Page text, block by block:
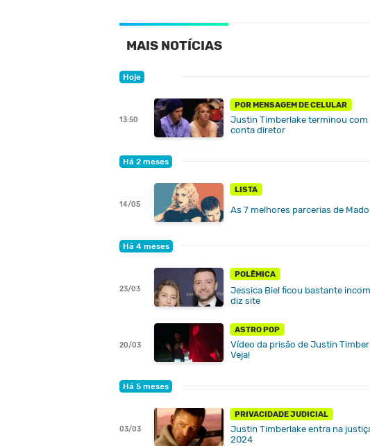
MAIS NOTÍCIAS
Hoje
13:50
POR MENSAGEM DE CELULAR
Justin Timberlake terminou com
conta diretor
Há 2 meses
14/05
LISTA
As 7 melhores parcerias de
Há 4 meses
23/03
POLÊMICA
Jessica Biel ficou bastante
diz site
20/03
ASTRO POP
Vídeo da prisão de Justin
Veja!
Há 5 meses
03/03
PRIVACIDADE JUDICIAL
Justin Timberlake entra na
2024